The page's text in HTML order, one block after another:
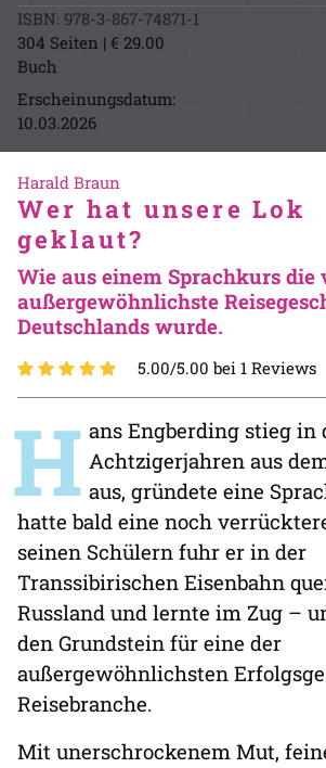
ISBN: 978-3-867-74871-1
304 Seiten | € 29.00
Buch
Erscheinungsdatum:
10.03.2026
Harald Braun
Wer hat unsere Lok
geklaut?
Wie aus einem Sprachkurs
außergewöhnlichste
Deutschlands wurde.
5.00/5.00 bei 1 Reviews
H ans Engberding stieg in
Achtzigerjahren aus
aus, gründete eine
hatte bald eine noch
seinen Schülern fuhr er in der
Transsibirischen Eisenbahn
Russland und lernte im Zug –
den Grundstein für eine der
außergewöhnlichsten
Reisebranche.
Mit unerschrockenem Mut,